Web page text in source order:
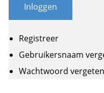
Inloggen
Registreer
Gebruikersnaam
Wachtwoord